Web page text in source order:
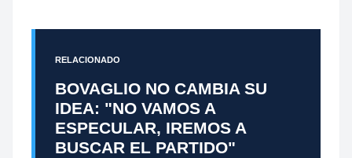
RELACIONADO
BOVAGLIO NO CAMBIA SU
IDEA: "NO VAMOS A
ESPECULAR, IREMOS A
BUSCAR EL PARTIDO"